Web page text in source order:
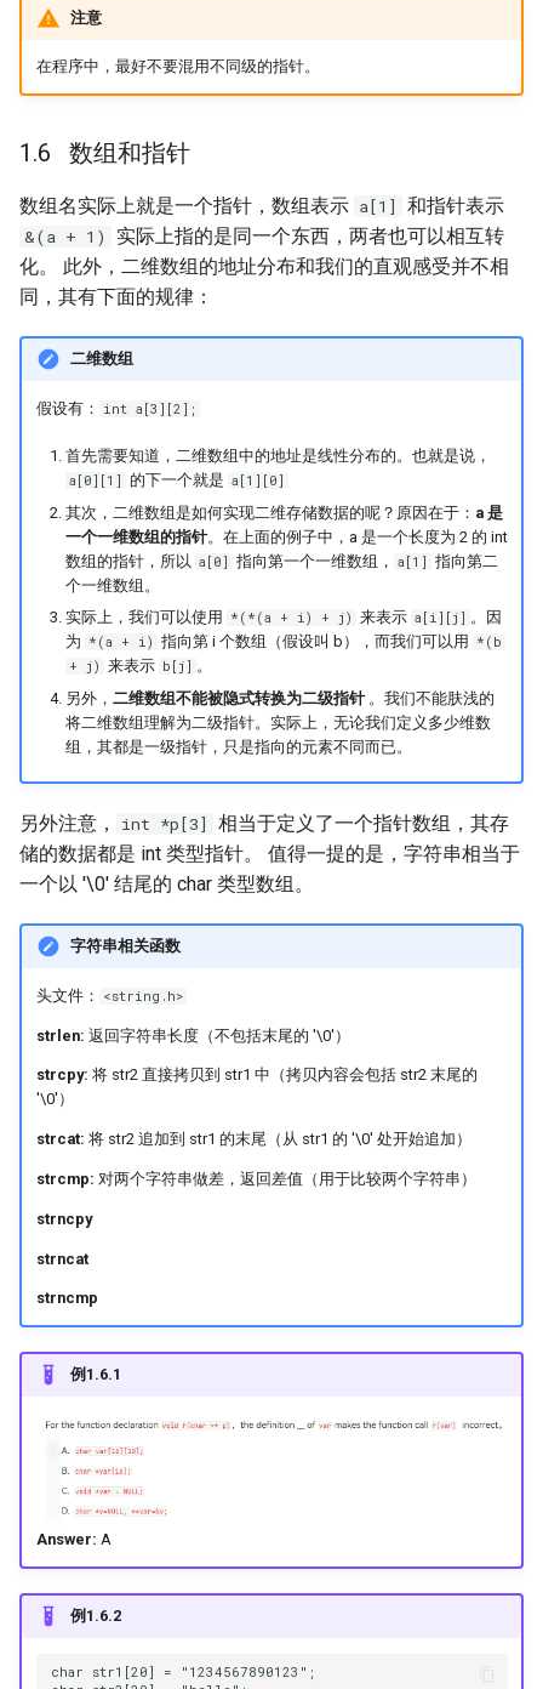
注意
在程序中，最好不要混用不同级的指针。
数组和指针
数组名实际上就是一个指针，数组表示 a[1] 和指针表示
&(a + 1)
实际上指的是同一个东西，两者也可以相互转
化。 此外，二维数组的地址分布和我们的直观感受并不相
同，其有下面的规律：
二维数组
假设有： int a[3][2];
首先需要知道，二维数组中的地址是线性分布的。也就是说，
a[0][1] 的下一个就是 a[1][0]
其次，二维数组是如何实现二维存储数据的呢？原因在于： a 是
一个一维数组的指针。在上面的例子中，a 是一个长度为 2 的 int
数组的指针，所以 a[0] 指向第一个一维数组， a[1] 指向第二
个一维数组。
实际上，我们可以使用
*(*(a + i) + j) 来表示 a[i][j] 。因
为 *(a + i) 指向第 i 个数组（假设叫 b），而我们可以用
*(b
+ j) 来表示 b[j] 。
另外， 二维数组不能被隐式转换为二级指针。我们不能肤浅的
将二维数组理解为二级指针。实际上，无论我们定义多少维数
组，其都是一级指针，只是指向的元素不同而已。
另外注意， int *p[3]
相当于定义了一个指针数组，其存
储的数据都是 int 类型指针。 值得一提的是，字符串相当于
一个以 '\0' 结尾的 char 类型数组。
字符串相关函数
头文件： <string.h>
strlen: 返回字符串长度（不包括末尾的 '\0'）
strcpy: 将 str2 直接拷贝到 str1 中（拷贝内容会包括 str2 末尾的
'\0'）
strcat: 将 str2 追加到 str1 的末尾（从 str1 的 '\0' 处开始追加）
strcmp: 对两个字符串做差，返回差值（用于比较两个字符串）
strncpy
strncat
strncmp
例1.6.1
Answer: A
例1.6.2
char str1[20] = "1234567890123";